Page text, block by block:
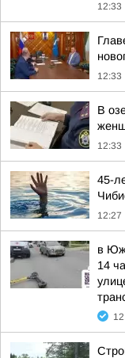
12:33
12:33
В
12:33
45-
12:27
в
14